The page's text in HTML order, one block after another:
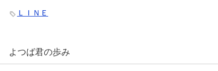
ＬＩＮＥ
よつば君の歩み